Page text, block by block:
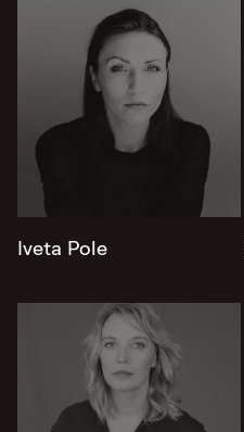
Iveta Pole